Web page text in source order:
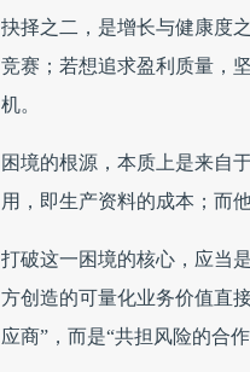
抉择之二，是增长与健康度
竞赛；若想追求盈利质量，
机。
困境的根源，本质上是来自
用，即生产资料的成本；而
打破这一困境的核心，应当
方创造的可量化业务价值直
应商”，而是“共担风险的合